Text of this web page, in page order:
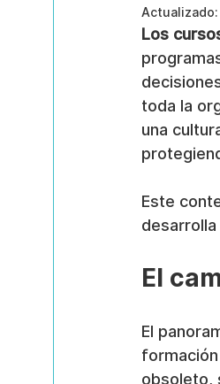
Actualizado:
Los
toda la
una
Este
El
El
obsoleto,